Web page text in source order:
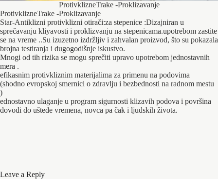
ProtivklizneTrake -Proklizavanje
ProtivklizneTrake -Proklizavanje
Star-Antiklizni protivklizni otirači:za stepenice :Dizajniran u
sprečavanju kliyavosti i proklizvanju na stepenicama.upotrebom zastite
se na vreme ..Su izuzetno izdržljiv i zahvalan proizvod, što su pokazala
brojna testiranja i dugogodišnje iskustvo.
Mnogi od tih rizika se mogu sprečiti upravo upotrebom jednostavnih
mera .
efikasnim protivkliznim materijalima za primenu na podovima
(shodno evropskoj smernici o zdravlju i bezbednosti na radnom mestu
)
ednostavno ulaganje u program sigurnosti klizavih podova i površina
dovodi do uštede vremena, novca pa čak i ljudskih života.
Leave a Reply